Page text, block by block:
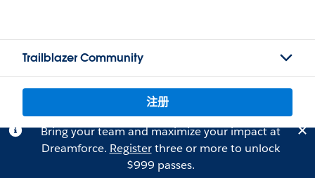
Trailblazer Community
注册
Bring your team and maximize your impact at
Dreamforce. Registerthree or more to unlock
$999 passes.